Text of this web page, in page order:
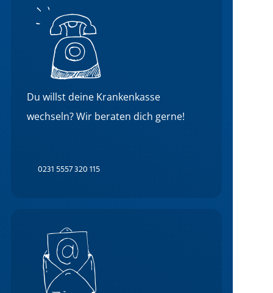
Du willst deine Krankenkasse
wechseln? Wir beraten dich gerne!
0231 5557 320 115